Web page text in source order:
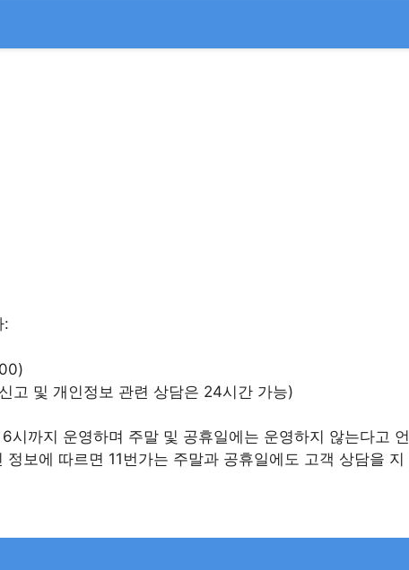
:
고 및 개인정보 관련 상담은 24시간 가능)
까지 운영하며 주말 및 공휴일에는 운영하지 않는다고 언
보에 따르면 11번가는 주말과 공휴일에도 고객 상담을 지